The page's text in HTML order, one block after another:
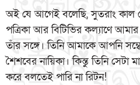
অই যে আগেই বলেছি, সুতরাং কাল
পত্রিকা আর বিটিভির কল্যাণে
তাঁর সঙ্গে। তিনি আমাকে আপনি
শৈশবের নায়িকা। কিন্তু তিনি
করে বলতেই পারি না রিটন!